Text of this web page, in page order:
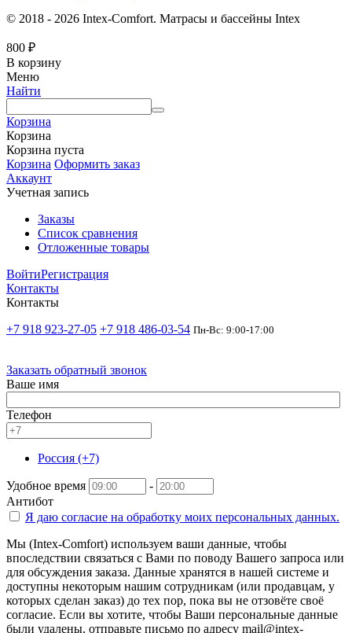
© 2018 - 2026 Intex-Comfort. Матрасы и бассейны Intex
800 ₽
В корзину
Меню
Найти
Корзина
Корзина
Корзина пуста
Корзина Оформить заказ
Аккаунт
Учетная запись
Заказы
Список сравнения
Отложенные товары
ВойтиРегистрация
Контакты
Контакты
+7 918 923-27-05 +7 918 486-03-54 Пн-Вс: 9:00-17:00
Заказать обратный звонок
Ваше имя
Телефон
Россия (+7)
Удобное время
-
Антибот
Я даю согласие на обработку моих персональных данных.
Мы (Intex-Comfort) используем ваши данные, чтобы
впоследствии связаться с Вами по поводу Вашего запроса или
для обсуждения заказа. Данные хранятся в нашей системе и
доступны некоторым нашим сотрудникам (или продавцам, у
которых сделан заказ) до тех пор, пока вы не отзовёте своё
согласие. Если вы хотите, чтобы Ваши персональные данные
были удалены, отправьте письмо по адресу mail@intex-